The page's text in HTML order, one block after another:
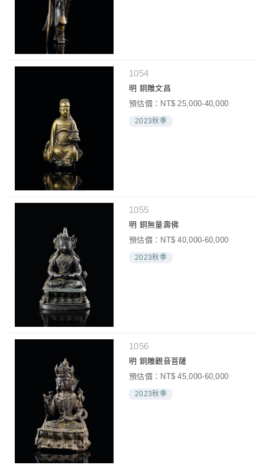
1054
明 銅雕文昌
預估價：NT$ 25,000-40,000
2023秋季
1055
明 銅無量壽佛
預估價：NT$ 40,000-60,000
2023秋季
1056
明 銅雕觀音菩薩
預估價：NT$ 45,000-60,000
2023秋季